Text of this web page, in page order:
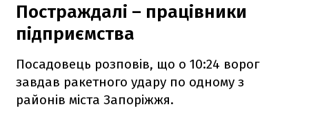
Постраждалі – працівники
підприємства
Посадовець розповів, що о 10:24 ворог
завдав ракетного удару по одному з
районів міста Запоріжжя.